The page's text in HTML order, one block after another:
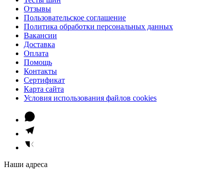
Отзывы
Пользовательское соглашение
Политика обработки персональных данных
Вакансии
Доставка
Оплата
Помощь
Контакты
Сертификат
Карта сайта
Условия использования файлов cookies
Наши адреса